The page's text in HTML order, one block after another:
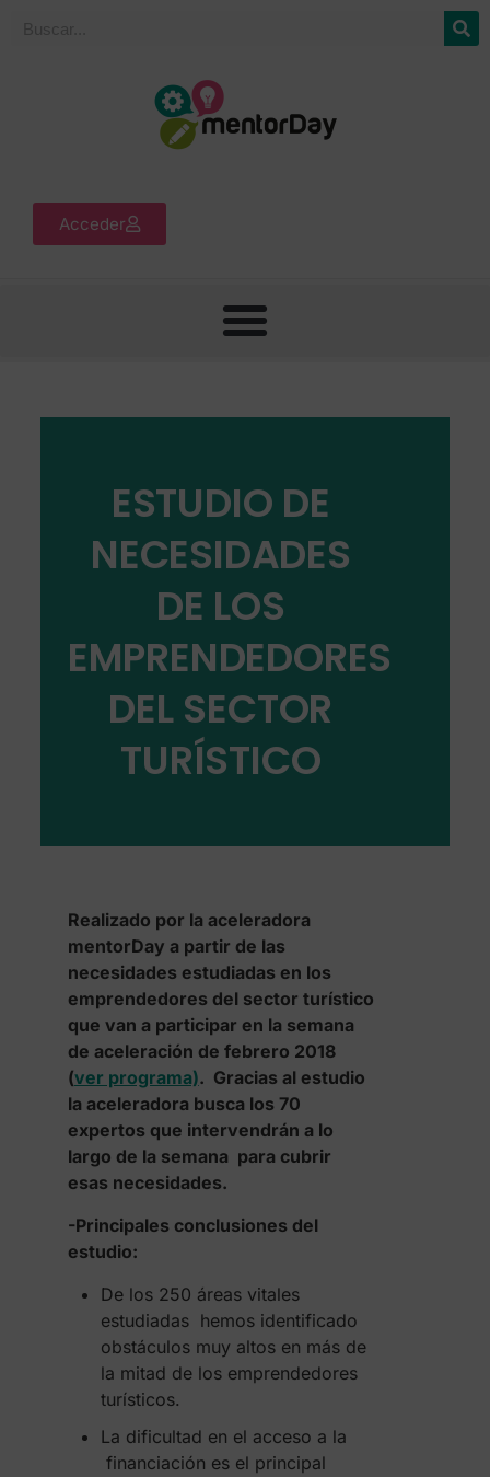
Acceder
ESTUDIO DE
NECESIDADES
DE LOS
EMPRENDEDORES
DEL SECTOR
TURÍSTICO
Realizado por la aceleradora
mentorDay a partir de las
necesidades estudiadas en los
emprendedores del sector turístico
que van a participar en la semana
de aceleración de febrero 2018
(ver programa). Gracias al estudio
la aceleradora busca los 70
expertos que intervendrán a lo
largo de la semana para cubrir
esas necesidades.
-Principales conclusiones del
estudio:
De los 250 áreas vitales
estudiadas hemos identificado
obstáculos muy altos en más de
la mitad de los emprendedores
turísticos.
La dificultad en el acceso a la
financiación es el principal